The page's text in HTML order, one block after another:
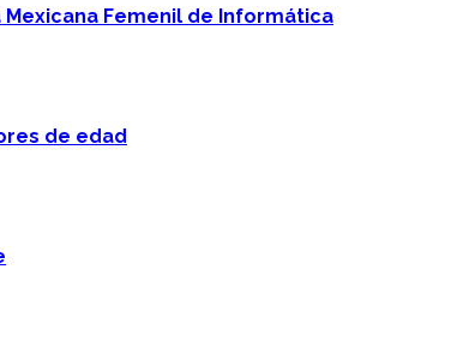
Mexicana Femenil de Informática
de edad